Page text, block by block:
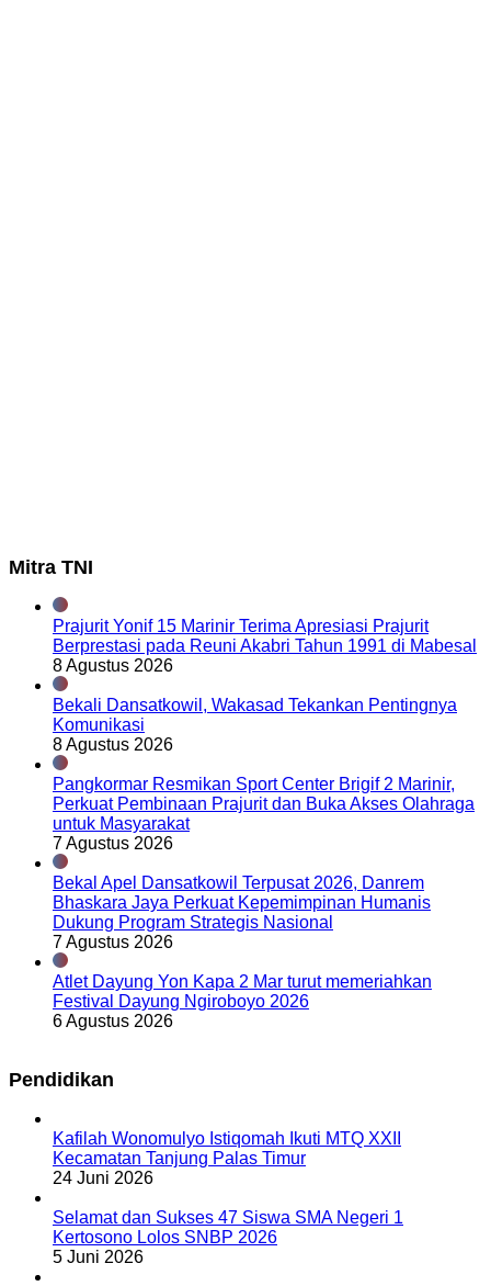
Mitra TNI
Prajurit Yonif 15 Marinir Terima Apresiasi Prajurit
Berprestasi pada Reuni Akabri Tahun 1991 di Mabesal
8 Agustus 2026
Bekali Dansatkowil, Wakasad Tekankan Pentingnya
Komunikasi
8 Agustus 2026
Pangkormar Resmikan Sport Center Brigif 2 Marinir,
Perkuat Pembinaan Prajurit dan Buka Akses Olahraga
untuk Masyarakat
7 Agustus 2026
Bekal Apel Dansatkowil Terpusat 2026, Danrem
Bhaskara Jaya Perkuat Kepemimpinan Humanis
Dukung Program Strategis Nasional
7 Agustus 2026
Atlet Dayung Yon Kapa 2 Mar turut memeriahkan
Festival Dayung Ngiroboyo 2026
6 Agustus 2026
Pendidikan
Kafilah Wonomulyo Istiqomah Ikuti MTQ XXII
Kecamatan Tanjung Palas Timur
24 Juni 2026
Selamat dan Sukses 47 Siswa SMA Negeri 1
Kertosono Lolos SNBP 2026
5 Juni 2026